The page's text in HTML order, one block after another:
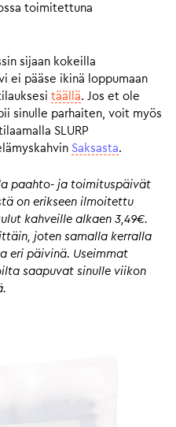
toimitettuna
sijaan kokeilla
ei pääse ikinä loppumaan
täällä. Jos et ole
sinulle parhaiten, voit myös
SLURP
Saksasta.
paahto- ja toimituspäivät
on erikseen ilmoitettu
kahveille alkaen 3,49€.
joten samalla kerralla
eri päivinä. Useimmat
saapuvat sinulle viikon